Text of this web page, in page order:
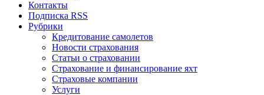
Контакты
Подписка RSS
Рубрики
Кредитование самолетов
Новости страхования
Статьи о страховании
Страхование и финансирование яхт
Страховые компании
Услуги